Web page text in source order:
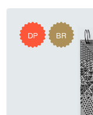
DP BR